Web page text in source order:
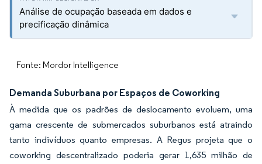
Análise de ocupação baseada em dados e
precificação dinâmica
Fonte: Mordor Intelligence
Demanda Suburbana por Espaços de Coworking
À medida que os padrões de deslocamento evoluem, uma
gama crescente de submercados suburbanos está atraindo
tanto indivíduos quanto empresas. A Regus projeta que o
coworking descentralizado poderia gerar 1,635 milhão de